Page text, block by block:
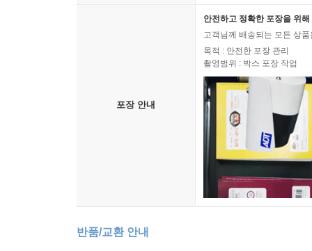
포장 안내
안전하고 정확한 포장을 위
고객님께 배송되는 모든 상
목적 : 안전한 포장 관리
촬영범위 : 박스 포장 작업
반품/교환 안내